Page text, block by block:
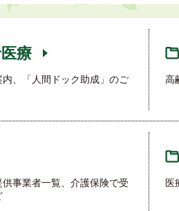
療
、「人間ドック助成」のご
高
事業者一覧、介護保険で受
医